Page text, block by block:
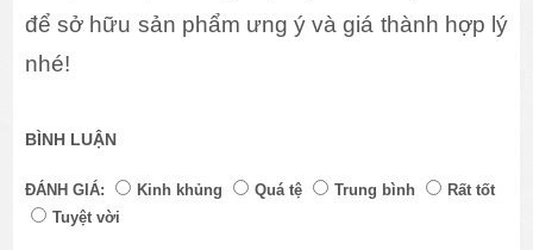
để sở hữu sản phẩm ưng ý và giá thành hợp lý
nhé!
BÌNH LUẬN
ĐÁNH GIÁ: Kinh khủng Quá tệ Trung bình
Rất tốt
Tuyệt vời